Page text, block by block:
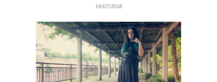
14/07/2018